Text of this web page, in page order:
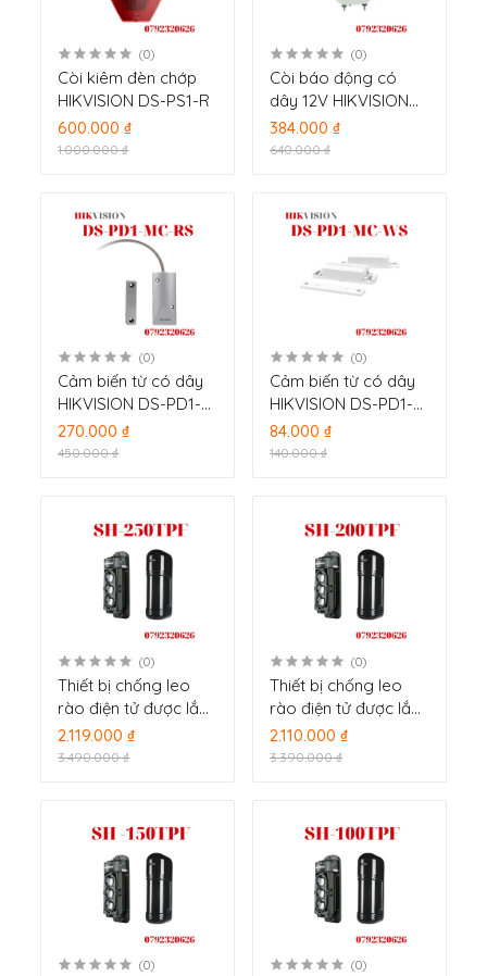
(0)
Còi kiêm đèn chớp
HIKVISION DS-PS1-R
600.000 ₫
1.000.000 ₫
(0)
Còi báo động có
dây 12V HIKVISION
DS-PMA-BELL
384.000 ₫
640.000 ₫
(0)
Cảm biến từ có dây
HIKVISION DS-PD1-
MC-RS
270.000 ₫
450.000 ₫
(0)
Cảm biến từ có dây
HIKVISION DS-PD1-
MC-WS
84.000 ₫
140.000 ₫
(0)
Thiết bị chống leo
rào điện tử được lắp
đặt trên tường rào
AoLin SH-250TPF
2.119.000 ₫
3.490.000 ₫
(0)
Thiết bị chống leo
rào điện tử được lắp
đặt trên tường rào
AoLin SH-200TPF
2.110.000 ₫
3.390.000 ₫
(0) (0)